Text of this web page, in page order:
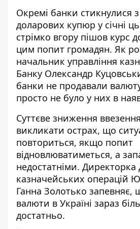
Окремі банки стикнулися
доларових купюр у січні
стрімко вгору пішов курс
цим попит громадян. Як
начальник управління
Банку Олександр
банки не продавали
просто не було у них в
Суттєве зниження
викликати острах, що
повториться, якщо попит
відновлюватиметься, а
недостатніми. Директорка
казначейських операцій
Ганна Золотько запевняє,
валюти в Україні зараз
достатньо.